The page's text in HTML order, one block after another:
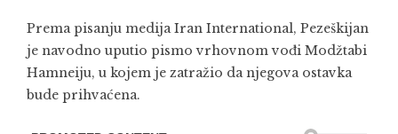
Prema pisanju medija Iran International, Pezeškijan
je navodno uputio pismo vrhovnom vođi Modžtabi
Hamneiju, u kojem je zatražio da njegova ostavka
bude prihvaćena.